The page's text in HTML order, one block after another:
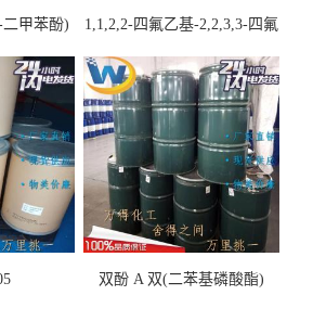
甲苯酚)
1,1,2,2-四氟乙基-2,2,3,3-四氟
双酚 A 双(二苯基磷酸酯)